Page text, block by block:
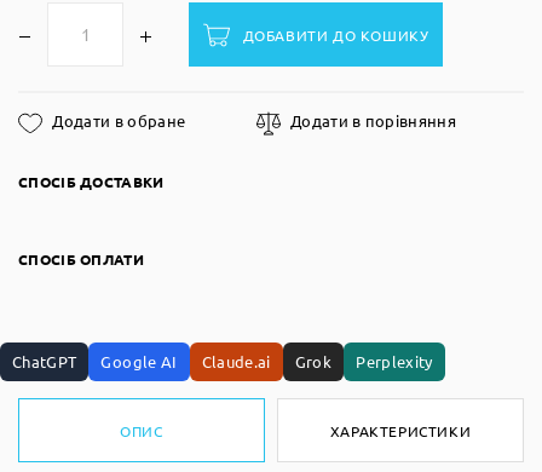
ДОБАВИТИ ДО КОШИКУ
Додати в обране Додати в порівняння
СПОСІБ ДОСТАВКИ
СПОСІБ ОПЛАТИ
ChatGPT Google AI Claude.ai Grok Perplexity
ОПИС ХАРАКТЕРИСТИКИ